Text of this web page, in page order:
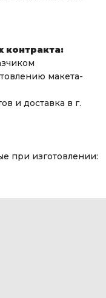
контракта:
макета-
и доставка в г.
при изготовлении: